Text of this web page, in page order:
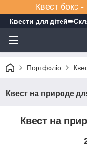
Квест бокс -
Квести для
Портфоліо
Квест на природе
Квест на